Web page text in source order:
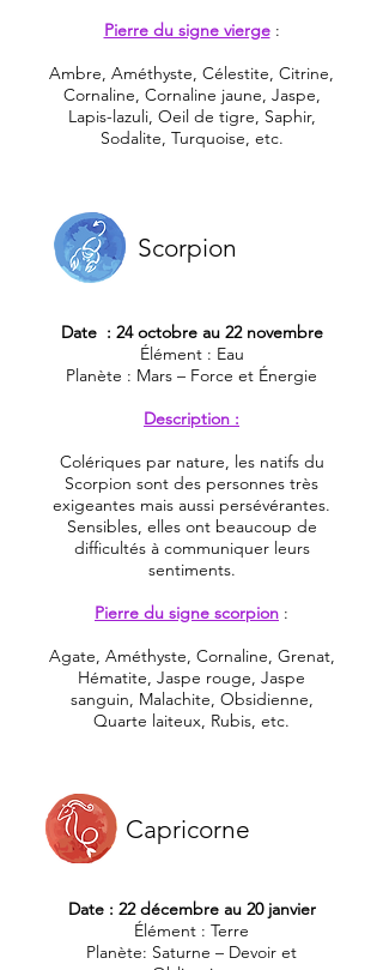
Pierre du signe vierge:
Ambre, Améthyste, Célestite, Citrine,
Cornaline, Cornaline jaune, Jaspe,
Lapis-lazuli, Oeil de tigre, Saphir,
Sodalite, Turquoise, etc.
Scorpion
Date : 24 octobre au 22 novembre
Élément : Eau
Planète : Mars – Force et Énergie
Description :
Colériques par nature, les natifs du
Scorpion sont des personnes très
exigeantes mais aussi persévérantes.
Sensibles, elles ont beaucoup de
difficultés à communiquer leurs
sentiments.
Pierre du signe scorpion :
Agate, Améthyste, Cornaline, Grenat,
Hématite, Jaspe rouge, Jaspe
sanguin, Malachite, Obsidienne,
Quarte laiteux, Rubis, etc.
Capricorne
Date : 22 décembre au 20 janvier
Élément : Terre
Planète: Saturne – Devoir et